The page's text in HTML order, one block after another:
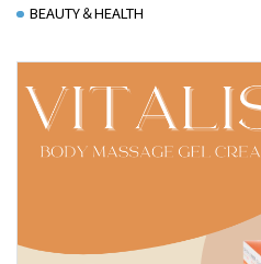
BEAUTY＆HEALTH